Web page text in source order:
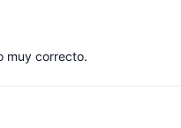
muy correcto.